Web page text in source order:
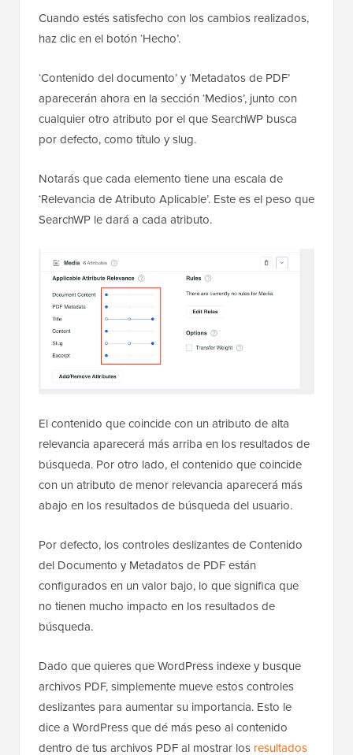
Cuando estés satisfecho con los cambios realizados,
haz clic en el botón ‘Hecho’.
‘Contenido del documento’ y ‘Metadatos de PDF’
aparecerán ahora en la sección ‘Medios’, junto con
cualquier otro atributo por el que SearchWP busca
por defecto, como título y slug.
Notarás que cada elemento tiene una escala de
‘Relevancia de Atributo Aplicable’. Este es el peso que
SearchWP le dará a cada atributo.
El contenido que coincide con un atributo de alta
relevancia aparecerá más arriba en los resultados de
búsqueda. Por otro lado, el contenido que coincide
con un atributo de menor relevancia aparecerá más
abajo en los resultados de búsqueda del usuario.
Por defecto, los controles deslizantes de Contenido
del Documento y Metadatos de PDF están
configurados en un valor bajo, lo que significa que
no tienen mucho impacto en los resultados de
búsqueda.
Dado que quieres que WordPress indexe y busque
archivos PDF, simplemente mueve estos controles
deslizantes para aumentar su importancia. Esto le
dice a WordPress que dé más peso al contenido
dentro de tus archivos PDF al mostrar los resultados